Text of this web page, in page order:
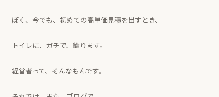
ぼく、今でも、初めての高単価見積を出すとき、
トイレに、ガチで、籠ります。
経営者って、そんなもんです。